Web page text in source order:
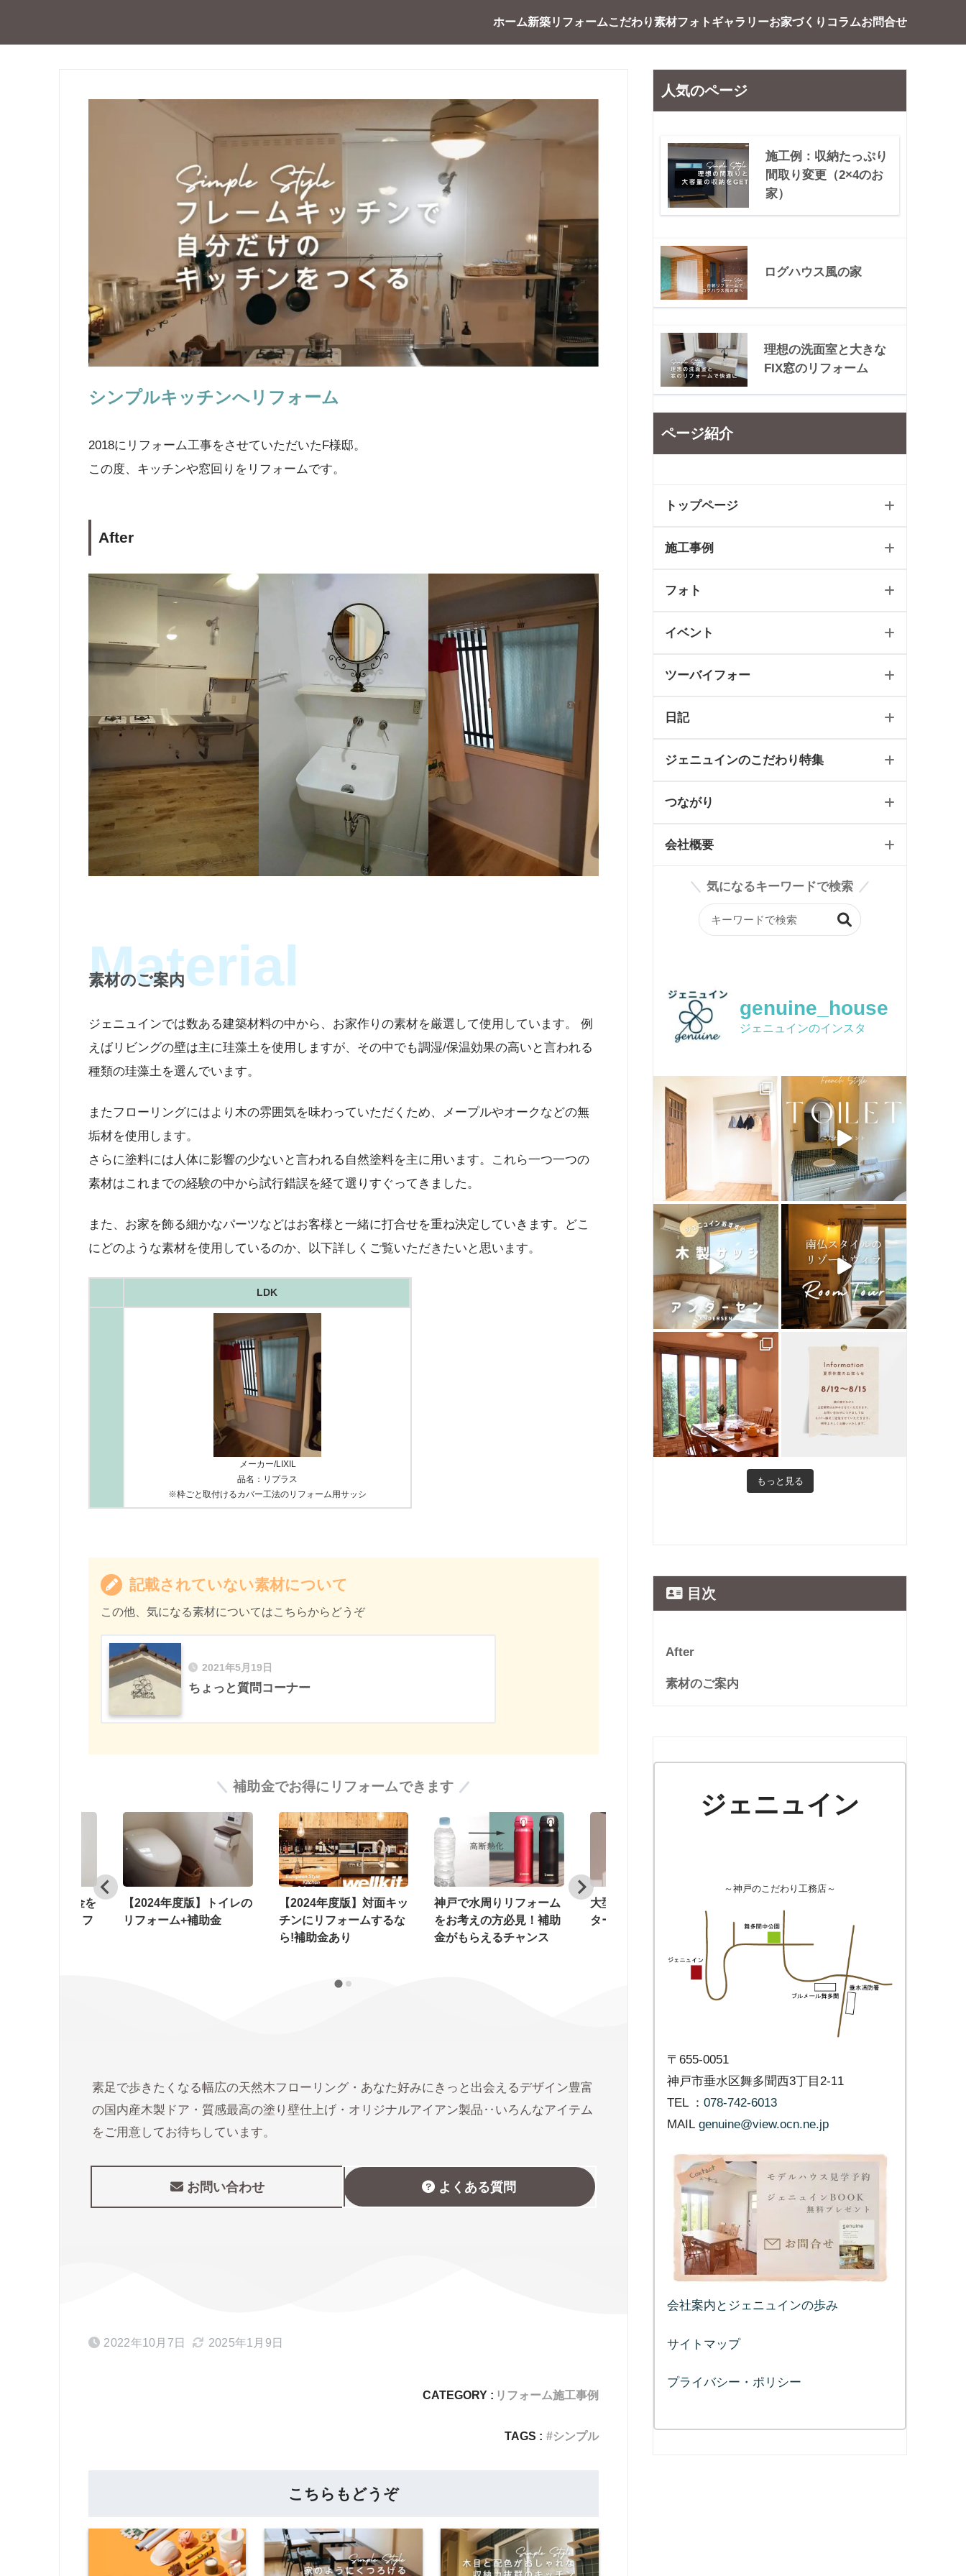
ホーム新築リフォームこだわり素材フォトギャラリーお家づくり コラムお問合せ
シンプルキッチンへリフォーム
2018にリフォーム工事をさせていただいたF様邸。
この度、キッチンや窓回りをリフォームです。
After
素材のご案内
ジェニュインでは数ある建築材料の中から、お家作りの素材を厳選して使用しています。 例
えばリビングの壁は主に珪藻土を使用しますが、その中でも調湿/保温効果の高いと言われる
種類の珪藻土を選んでいます。
またフローリングにはより木の雰囲気を味わっていただくため、メープルやオークなどの無
垢材を使用します。
さらに塗料には人体に影響の少ないと言われる自然塗料を主に用います。これら一つ一つの
素材はこれまでの経験の中から試行錯誤を経て選りすぐってきました。
また、お家を飾る細かなパーツなどはお客様と一緒に打合せを重ね決定していきます。どこ
にどのような素材を使用しているのか、以下詳しくご覧いただきたいと思います。
LDK
メーカー/LIXIL
品名：リプラス
※枠ごと取付けるカバー工法のリフォーム用サッシ
記載されていない素材について
この他、気になる素材についてはこちらからどうぞ
2021年5月19日
ちょっと質問コーナー
補助金でお得にリフォームできます
年度版】トイレの
【2024年度版】対面キッ
チンにリフォームするな
神戸で水周りリフォーム
をお考えの方必見！補助
金がもらえるチャンス
大型補助金制度→→→ ス
タート！！
【2024年度版】補助金を
使って洗面化粧台がリフ
リフォーム+補助金
素足で歩きたくなる幅広の天然木フローリング・あなた好みにきっと出会えるデザイン豊富
の国内産木製ドア・質感最高の塗り壁仕上げ・オリジナルアイアン製品‥いろんなアイテム
をご用意してお待ちしています。
お問い合わせ よくある質問
2022年10月7日 2025年1月9日
CATEGORY : リフォーム施工事例
TAGS : シンプル
こちらもどうぞ
人気のページ
施工例：収納たっぷり
間取り変更（2×4のお
家）
ログハウス風の家
理想の洗面室と大きな
FIX窓のリフォーム
ページ紹介
トップページ
新築トップ
リフォームトップ
最新のページ
施工事例
リフォーム
店舗
フォト
テイスト別施工例
イベント
2024省エネキャンペーン
ツーバイフォー
リフォーム可能一覧
ツーバイフォールール
輸入住宅リフォーム
日記
工事日記/リフォーム
工事日記/店舗
スタッフブログ
ジェニュインのこだわり特集
ジェニュインのこだわり記事
ジェニュインの素材紹介
ジェニュイン工事部
つながり
BASE
Instagram
Facebook
houzz
お客様のお店
会社概要
Q&A
気になるキーワードで検索
genuine_house
ジェニュインのインスタ
もっと見る
目次
After
素材のご案内
ジェニュイン
～神戸のこだわり工務店～
〒655-0051
神戸市垂水区舞多聞西3丁目2-11
TEL ： 078-742-6013
MAIL genuine@view.ocn.ne.jp
会社案内とジェニュインの歩み
サイトマップ
プライバシー・ポリシー